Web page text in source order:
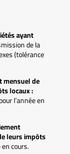
ayant
de la
(tolérance
mensuel de
locaux :
l’année en
leurs impôts
cours.